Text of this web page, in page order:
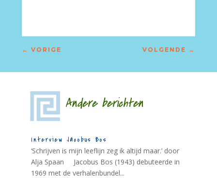
← VORIGE VOLGENDE →
Andere berichten
Interview Jacobus Bos
‘Schrijven is mijn leeflijn zeg ik altijd maar.’ door
Alja Spaan Jacobus Bos (1943) debuteerde in
1969 met de verhalenbundel...